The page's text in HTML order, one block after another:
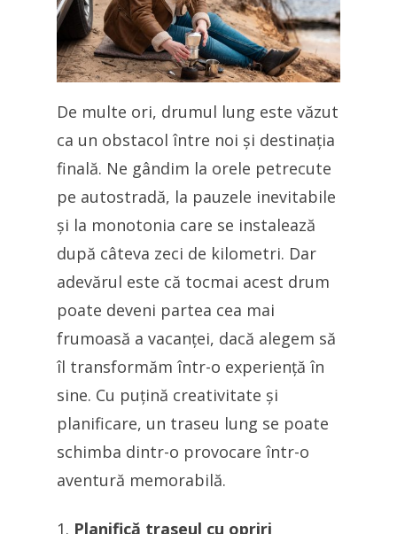
De multe ori, drumul lung este văzut
ca un obstacol între noi și destinația
finală. Ne gândim la orele petrecute
pe autostradă, la pauzele inevitabile
și la monotonia care se instalează
după câteva zeci de kilometri. Dar
adevărul este că tocmai acest drum
poate deveni partea cea mai
frumoasă a vacanței, dacă alegem să
îl transformăm într-o experiență în
sine. Cu puțină creativitate și
planificare, un traseu lung se poate
schimba dintr-o provocare într-o
aventură memorabilă.
Planifică traseul cu opriri